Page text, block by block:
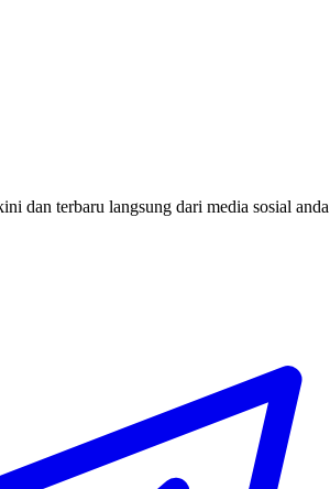
dan terbaru langsung dari media sosial anda